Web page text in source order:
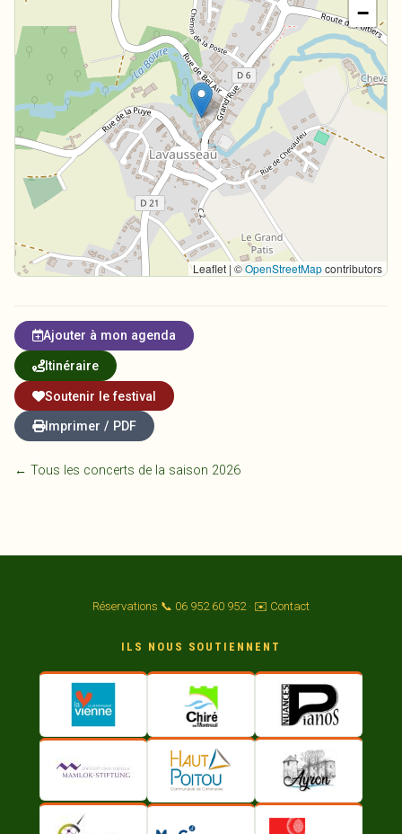
−
Leaflet | ©OpenStreetMapcontributors
Ajouter à mon agenda
Itinéraire
Soutenir le festival
Imprimer / PDF
← Tous les concerts de la saison 2026
Réservations 📞 06 952 60 952· ✉️ Contact